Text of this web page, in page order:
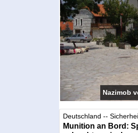
Nazimob
Deutschland --
Munition an Bord: